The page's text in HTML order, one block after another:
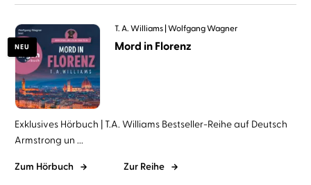
NEU
T. A. Williams Wolfgang Wagner
Mord in Florenz
Exklusives Hörbuch | T.A. Williams Bestseller-Reihe auf Deutsch
Armstrong un ...
Zum Hörbuch Zur Reihe